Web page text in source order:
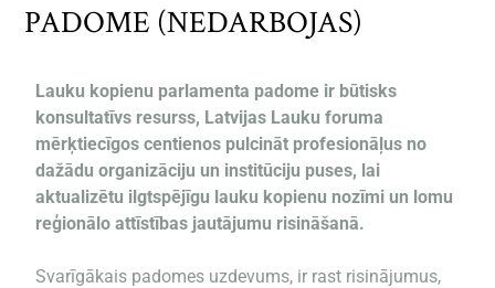
PADOME (NEDARBOJAS)
Lauku kopienu parlamenta padome ir būtisks
konsultatīvs resurss, Latvijas Lauku foruma
mērķtiecīgos centienos pulcināt profesionāļus no
dažādu organizāciju un institūciju puses, lai
aktualizētu ilgtspējīgu lauku kopienu nozīmi un lomu
reģionālo attīstības jautājumu risināšanā.
Svarīgākais padomes uzdevums, ir rast risinājumus,